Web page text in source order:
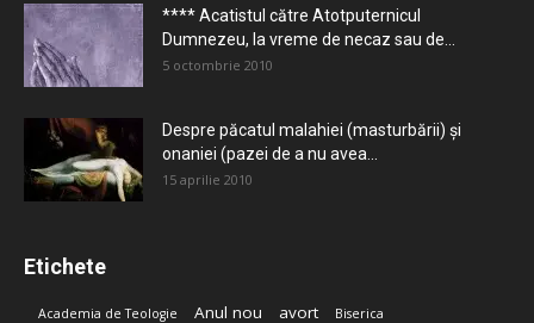
**** Acatistul către Atotputernicul
Dumnezeu, la vreme de necaz sau de...
5 octombrie 2010
Despre păcatul malahiei (masturbării) şi
onaniei (pazei de a nu avea...
15 aprilie 2010
Etichete
Academia de Teologie Anul nou avort Biserica